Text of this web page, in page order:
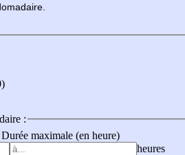
madaire
:
Durée maximale (en heure)
heures